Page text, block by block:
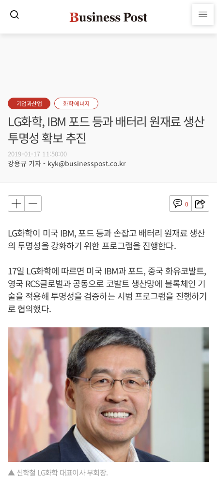
기업과산업 화학·에너지
LG화학, IBM 포드 등과 배터리 원재료 생산
투명성 확보 추진
2019-01-17 11:50:00
강용규 기자 - kyk@businesspost.co.kr
0
LG화학이 미국 IBM, 포드 등과 손잡고 배터리 원재료 생산
의 투명성을 강화하기 위한 프로그램을 진행한다.
17일 LG화학에 따르면 미국 IBM과 포드, 중국 화유코발트,
영국 RCS글로벌과 공동으로 코발트 생산망에 블록체인 기
술을 적용해 투명성을 검증하는 시범 프로그램을 진행하기
로 협의했다.
▲ 신학철 LG화학 대표이사 부회장.